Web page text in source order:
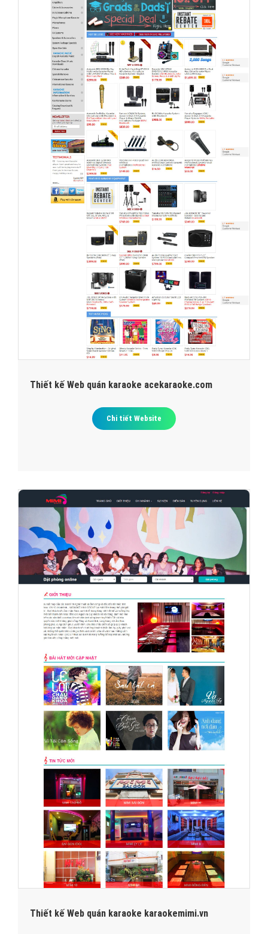
Thiết kế Web quán karaoke acekaraoke.com
Chi tiết Website
Thiết kế Web quán karaoke karaokemimi.vn